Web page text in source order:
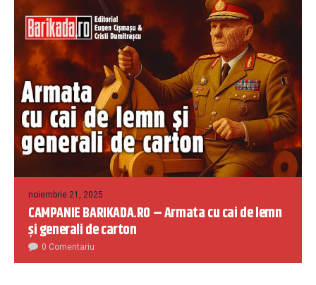
noiembrie 21, 2025
CAMPANIE BARIKADA.RO – Armata cu cai de lemn
și generali de carton
0 Comentariu